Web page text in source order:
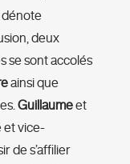
dénote
deux
se sont accolés
ainsi que
Guillaumeet
et vice-
de s’affilier